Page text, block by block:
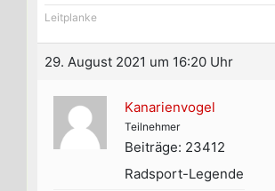
Leitplanke
29. August 2021 um 16:20 Uhr
Kanarienvogel
Teilnehmer
Beiträge: 23412
Radsport-Legende